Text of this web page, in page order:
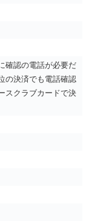
確認の電話が必要だ
の決済でも電話確認
スクラブカードで決